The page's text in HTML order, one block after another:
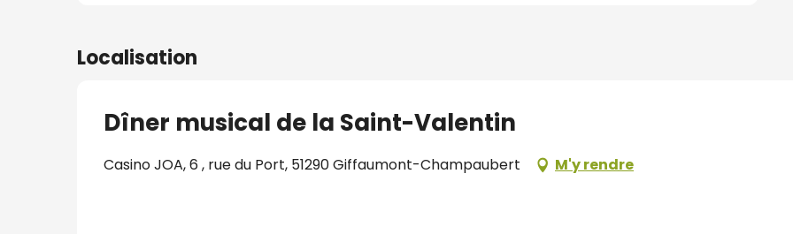
Localisation
Dîner musical de la Saint-Valentin
Casino JOA, 6 , rue du Port, 51290 Giffaumont-Champaubert M'y rendre